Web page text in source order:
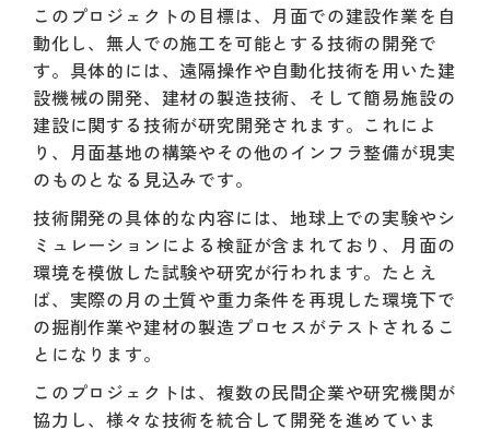
このプロジェクトの目標は、月面での建設作業を自
動化し、無人での施工を可能とする技術の開発で
す。具体的には、遠隔操作や自動化技術を用いた建
設機械の開発、建材の製造技術、そして簡易施設の
建設に関する技術が研究開発されます。これによ
り、月面基地の構築やその他のインフラ整備が現実
のものとなる見込みです。
技術開発の具体的な内容には、地球上での実験やシ
ミュレーションによる検証が含まれており、月面の
環境を模倣した試験や研究が行われます。たとえ
ば、実際の月の土質や重力条件を再現した環境下で
の掘削作業や建材の製造プロセスがテストされるこ
とになります。
このプロジェクトは、複数の民間企業や研究機関が
協力し、様々な技術を統合して開発を進めていま